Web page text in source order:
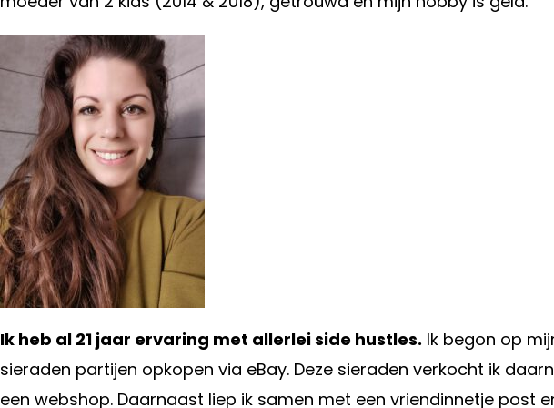
Ik heb al 21 jaar ervaring met allerlei side hustles. Ik begon op
sieraden partijen opkopen via eBay. Deze sieraden verkocht ik
een webshop. Daarnaast liep ik samen met een vriendinnetje post